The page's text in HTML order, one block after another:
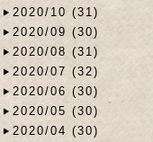
2020/10 (31)
2020/09 (30)
2020/08 (31)
2020/07 (32)
2020/06 (30)
2020/05 (30)
2020/04 (30)